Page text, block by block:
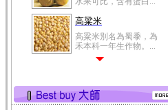
高粱米
高粱米別名為蜀黍，為
禾本科一年生作物。...
有蛋白質、脂肪、磷...